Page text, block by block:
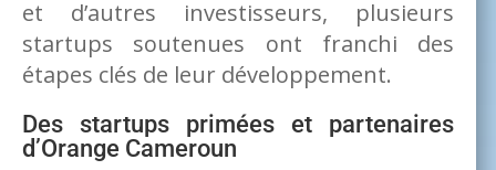
et d’autres investisseurs, plusieurs
startups soutenues ont franchi des
étapes clés de leur développement.
Des startups primées et partenaires
d’Orange Cameroun